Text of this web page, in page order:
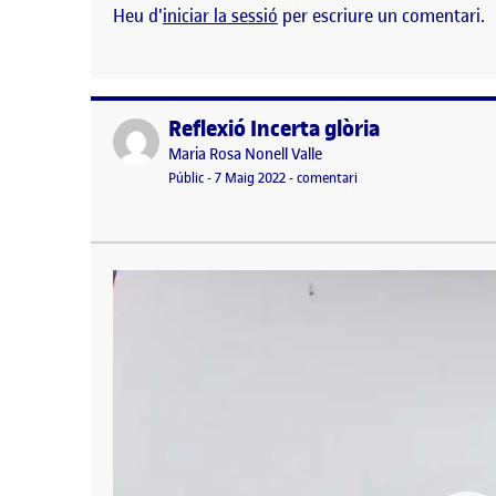
Heu d'iniciar la sessió per escriure un comentari.
Publicat perReflexió Incerta glòria
Publicat per
Maria Rosa Nonell Valle
Visibilitat:
Públic-Data de publicació
7 Maig 2022-comentariel Reflexió Incerta
4. Literatura, guerra i conflicte personal …
Reproductor